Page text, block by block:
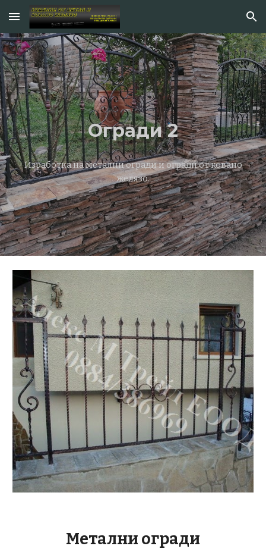
Skip to main content Skip to navigation
Огради 2
Изработка на метални огради и огради от ковано
желязо.
Метални огради